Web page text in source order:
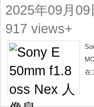
2025年09月09
917 views+
在